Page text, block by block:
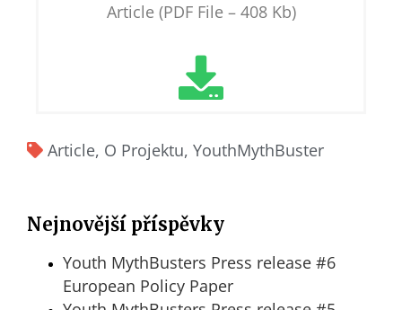
Article (PDF File – 408 Kb)
Article, O Projektu, YouthMythBuster
Nejnovější příspěvky
Youth MythBusters Press release #6
European Policy Paper